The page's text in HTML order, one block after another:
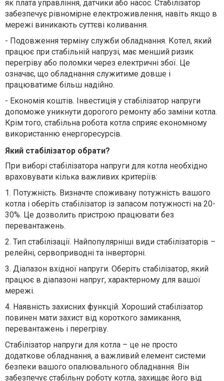
як плата управління, датчики або насос. Стабілізатор
забезпечує рівномірне електроживлення, навіть якщо в
мережі виникають суттєві коливання.
- Подовження терміну служби обладнання. Котел, який
працює при стабільній напрузі, має менший ризик
перегріву або поломки через електричні збої. Це
означає, що обладнання служитиме довше і
працюватиме більш надійно.
- Економія коштів. Інвестиція у стабілізатор напруги
допоможе уникнути дорогого ремонту або заміни котла.
Крім того, стабільна робота котла сприяє економному
використанню енергоресурсів.
Який стабілізатор обрати?
При виборі стабілізатора напруги для котла необхідно
враховувати кілька важливих критеріїв:
1. Потужність. Визначте споживану потужність вашого
котла і оберіть стабілізатор із запасом потужності на 20-
30%. Це дозволить пристрою працювати без
перевантажень.
2. Тип стабілізації. Найпопулярніші види стабілізаторів –
релейні, сервоприводні та інверторні.
3. Діапазон вхідної напруги. Оберіть стабілізатор, який
працює в діапазоні напруг, характерному для вашої
мережі.
4. Наявність захисних функцій. Хороший стабілізатор
повинен мати захист від короткого замикання,
перевантажень і перегріву.
Стабілізатор напруги для котла – це не просто
додаткове обладнання, а важливий елемент системи
безпеки вашого опалювального обладнання. Він
забезпечує стабільну роботу котла, захищає його від